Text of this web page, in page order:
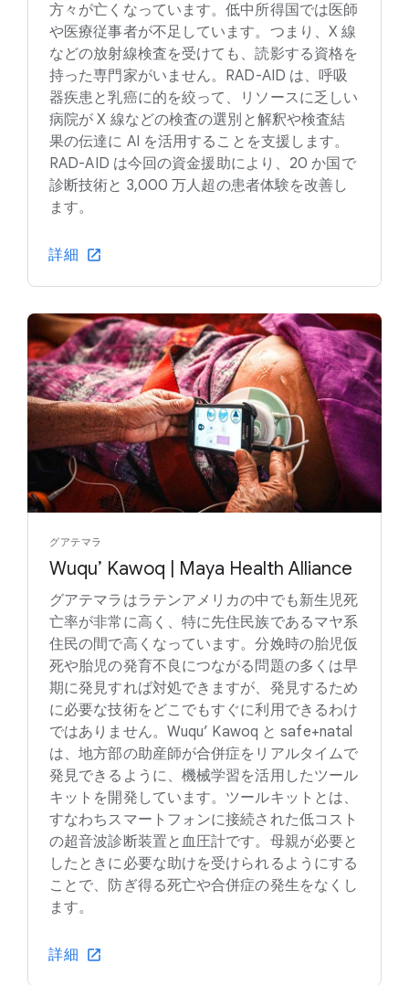
方々が亡くなっています。低中所得国では医師
や医療従事者が不足しています。つまり、X 線
などの放射線検査を受けても、読影する資格を
持った専門家がいません。RAD-AID は、呼吸
器疾患と乳癌に的を絞って、リソースに乏しい
病院が X 線などの検査の選別と解釈や検査結
果の伝達に AI を活用することを支援します。
RAD-AID は今回の資金援助により、20 か国で
診断技術と 3,000 万人超の患者体験を改善し
ます。
詳細
グアテマラ
Wuqu’ Kawoq | Maya Health Alliance
グアテマラはラテンアメリカの中でも新生児死
亡率が非常に高く、特に先住民族であるマヤ系
住民の間で高くなっています。分娩時の胎児仮
死や胎児の発育不良につながる問題の多くは早
期に発見すれば対処できますが、発見するため
に必要な技術をどこでもすぐに利用できるわけ
ではありません。Wuqu’ Kawoq と safe+natal
は、地方部の助産師が合併症をリアルタイムで
発見できるように、機械学習を活用したツール
キットを開発しています。ツールキットとは、
すなわちスマートフォンに接続された低コスト
の超音波診断装置と血圧計です。母親が必要と
したときに必要な助けを受けられるようにする
ことで、防ぎ得る死亡や合併症の発生をなくし
ます。
詳細